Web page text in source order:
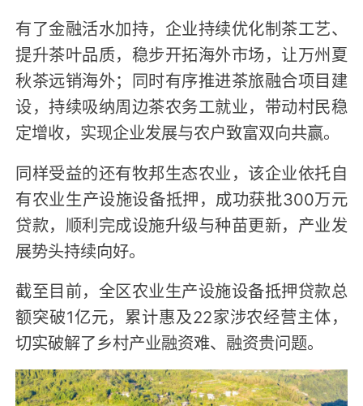
有了金融活水加持，企业持续优化制茶工艺、
提升茶叶品质，稳步开拓海外市场，让万州夏
秋茶远销海外；同时有序推进茶旅融合项目建
设，持续吸纳周边茶农务工就业，带动村民稳
定增收，实现企业发展与农户致富双向共赢。
同样受益的还有牧邦生态农业，该企业依托自
有农业生产设施设备抵押，成功获批300万元
贷款，顺利完成设施升级与种苗更新，产业发
展势头持续向好。
截至目前，全区农业生产设施设备抵押贷款总
额突破1亿元，累计惠及22家涉农经营主体，
切实破解了乡村产业融资难、融资贵问题。